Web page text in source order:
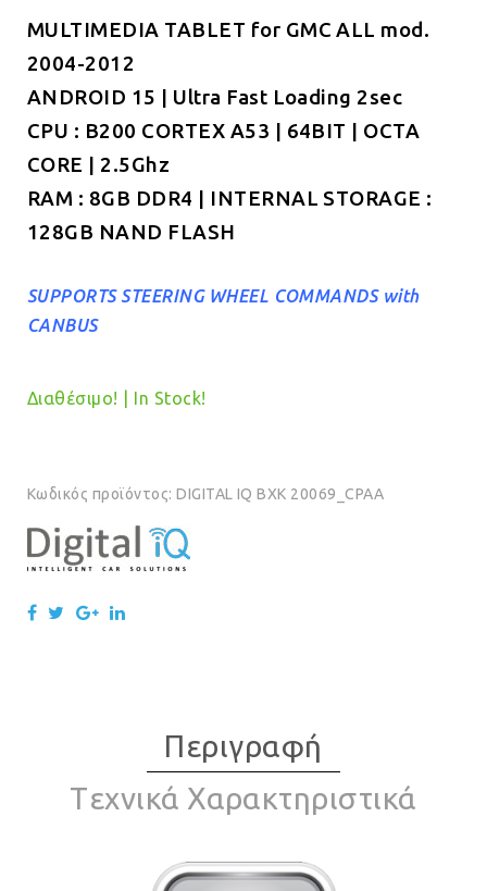
was:
τιμή
€499.00.
MULTIMEDIA TABLET for GMC ALL mod.
2004-2012
ANDROID 15 | Ultra Fast Loading 2sec
CPU : B200 CORTEX A53 | 64BIT | OCTA
CORE | 2.5Ghz
RAM : 8GB DDR4 | INTERNAL STORAGE :
128GB NAND FLASH
SUPPORTS STEERING WHEEL COMMANDS with
CANBUS
Διαθέσιμο! | In Stock!
Κωδικός προϊόντος:DIGITAL IQ BXK 20069_CPAA
Περιγραφή
Tεχνικά Χαρακτηριστικά